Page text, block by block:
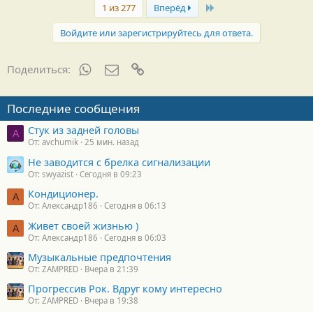
1 из 277 Вперёд Last
Войдите или зарегистрируйтесь для ответа.
Поделиться: WhatsAppЭлектронная почта
Последние сообщения
A Стук из задней головы
От: avchumik 25 мин. назад
Не заводится с брелка сигнализации
От: swyazist Сегодня в 09:23
А Кондиционер.
От: Александр186 Сегодня в 06:13
А Живет своей жизнью )
От: Александр186 Сегодня в 06:03
Музыкальные предпочтения
От: ZAMPRED Вчера в 21:39
Прогрессив Рок. Вдруг кому интересно
От: ZAMPRED Вчера в 19:38